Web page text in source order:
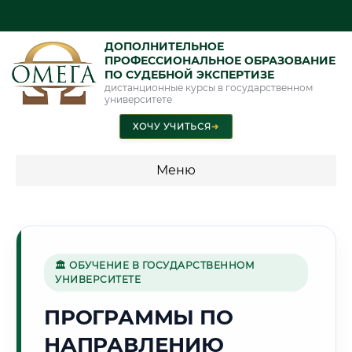
ДОПОЛНИТЕЛЬНОЕ
ПРОФЕССИОНАЛЬНОЕ ОБРАЗОВАНИЕ
ПО СУДЕБНОЙ ЭКСПЕРТИЗЕ
дистанционные курсы в государственном
университете
ХОЧУ УЧИТЬСЯ➜
Меню
специальности"
Стоимость по программам обучения "Судебная экспертиза"
Стоимость по программам обучения "Экспертиза"
🏛 ОБУЧЕНИЕ В ГОСУДАРСТВЕННОМ
УНИВЕРСИТЕТЕ
ПРОГРАММЫ ПО
НАПРАВЛЕНИЮ